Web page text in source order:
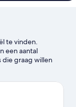
te vinden.
een aantal
die graag willen
Winkelcentrum
Air Albania.